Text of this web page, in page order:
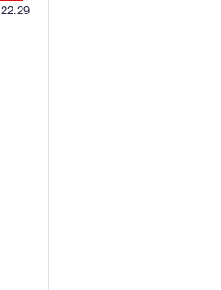
22.29